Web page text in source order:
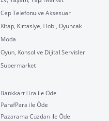
Cep Telefonu ve Aksesuar
Kitap, Kırtasiye, Hobi, Oyuncak
Moda
Oyun, Konsol ve Dijital Servisler
Süpermarket
Bankkart Lira ile Öde
ParafPara ile Öde
Pazarama Cüzdan ile Öde